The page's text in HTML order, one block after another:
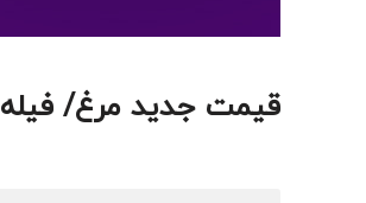
قیمت جدید مرغ/ فیله 750 هزار تومان شد+ جدول